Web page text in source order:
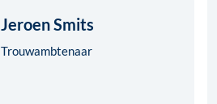
Jeroen Smits
Trouwambtenaar